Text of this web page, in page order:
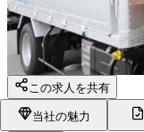
この求人を共有
当社の魅力